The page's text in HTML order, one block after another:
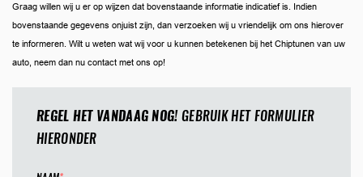
Graag willen wij u er op wijzen dat bovenstaande informatie indicatief is. Indien
bovenstaande gegevens onjuist zijn, dan verzoeken wij u vriendelijk om ons hierover
te informeren. Wilt u weten wat wij voor u kunnen betekenen bij het Chiptunen van uw
auto, neem dan nu contact met ons op!
REGEL HET VANDAAG NOG!GEBRUIK HET FORMULIER
HIERONDER